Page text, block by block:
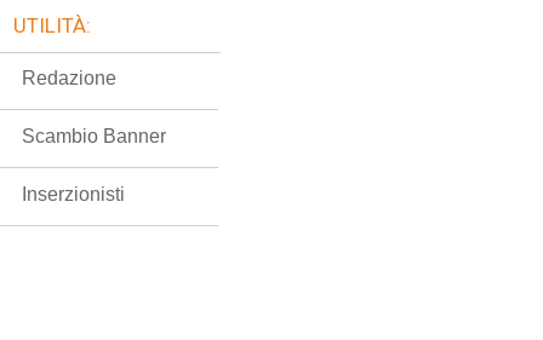
UTILITÀ:
Redazione
Scambio Banner
Inserzionisti